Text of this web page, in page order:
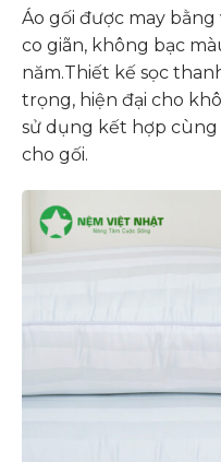
Áo gối được may
co giãn, không bạc
năm.Thiết kế sọc
trọng, hiện đại cho
sử dụng kết hợp cùng
cho gối.